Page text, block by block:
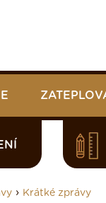
› Krátké zprávy